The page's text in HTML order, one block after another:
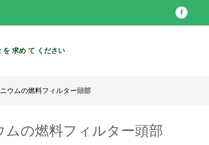
を 求め て ください
ウムの燃料フィルター頭部
の燃料フィルター頭部